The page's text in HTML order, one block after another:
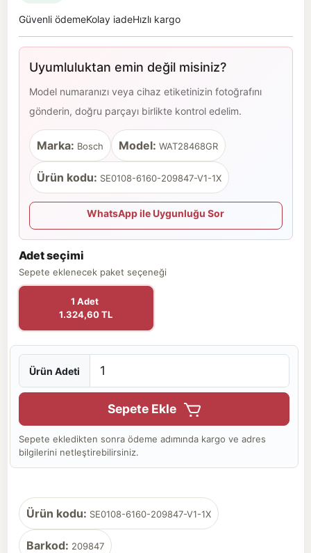
Güvenli ödemeKolay iadeHızlı kargo
Uyumluluktan emin değil misiniz?
Model numaranızı veya cihaz etiketinizin fotoğrafını
gönderin, doğru parçayı birlikte kontrol edelim.
Marka: Bosch Model: WAT28468GR
Ürün kodu: SE0108-6160-209847-V1-1X
WhatsApp ile Uygunluğu Sor
Adet seçimi
Sepete eklenecek paket seçeneği
1 Adet
1.324,60 TL
Ürün Adeti
Sepete Ekle
Sepete ekledikten sonra ödeme adımında kargo ve adres
bilgilerini netleştirebilirsiniz.
Ürün kodu: SE0108-6160-209847-V1-1X
Barkod: 209847